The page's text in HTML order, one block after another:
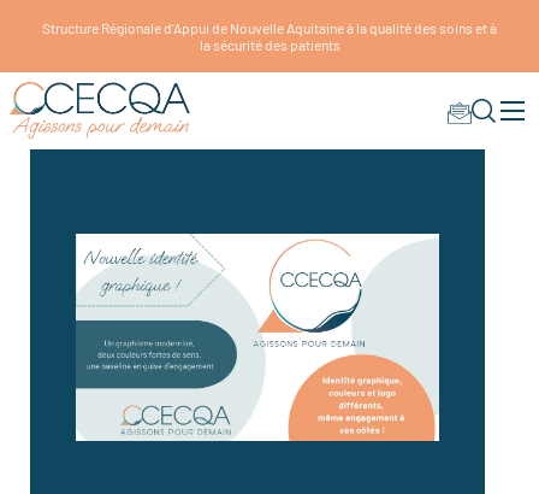
Structure Régionale d'Appui de Nouvelle Aquitaine à la qualité des soins et à
la sécurité des patients